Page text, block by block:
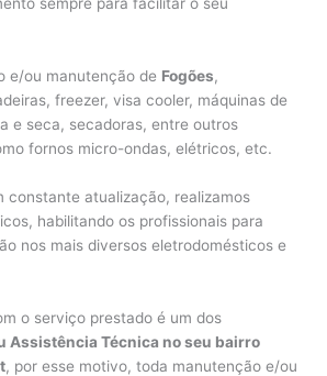
e/ou manutenção de Fogões,
freezer, visa cooler, máquinas de
e seca, secadoras, entre outros
fornos micro-ondas, elétricos, etc.
constante atualização, realizamos
habilitando os profissionais para
nos mais diversos eletrodomésticos e
o serviço prestado é um dos
Assistência Técnica no seu bairro
, por esse motivo, toda manutenção e/ou